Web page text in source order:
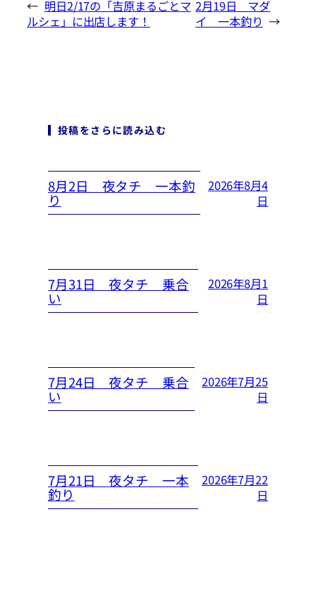
← 明日2/17の「吉原まるごとマ
ルシェ」に出店します！
2月19日 マダ
イ 一本釣り →
投稿をさらに読み込む
8月2日 夜タチ 一本釣
り
2026年8月4
日
7月31日 夜タチ 乗合
い
2026年8月1
日
7月24日 夜タチ 乗合
い
2026年7月25
日
7月21日 夜タチ 一本
釣り
2026年7月22
日